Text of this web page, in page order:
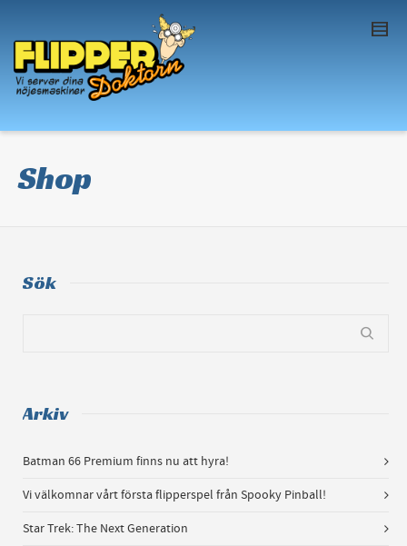
product
. Show
me thecolour
Shop
Sök
Arkiv
Batman 66 Premium finns nu att hyra!
Vi välkomnar vårt första flipperspel från Spooky Pinball!
Star Trek: The Next Generation